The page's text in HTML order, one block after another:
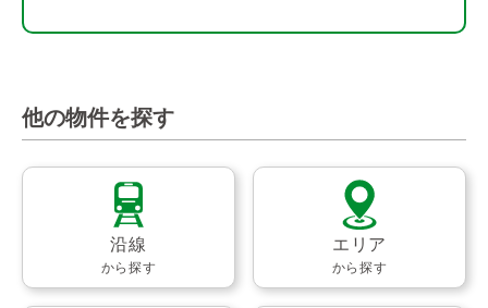
他の物件を探す
沿線
から探す
エリア
から探す